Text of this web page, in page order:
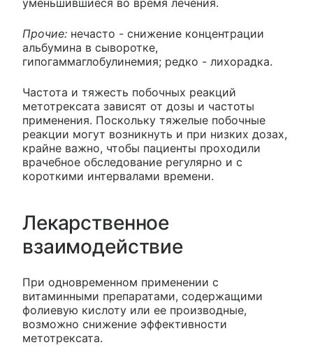
уменьшившиеся во время лечения.
Прочие: нечасто - снижение концентрации
альбумина в сыворотке,
гипогаммаглобулинемия; редко - лихорадка.
Частота и тяжесть побочных реакций
метотрексата зависят от дозы и частоты
применения. Поскольку тяжелые побочные
реакции могут возникнуть и при низких дозах,
крайне важно, чтобы пациенты проходили
врачебное обследование регулярно и с
короткими интервалами времени.
Лекарственное
взаимодействие
При одновременном применении с
витаминными препаратами, содержащими
фолиевую кислоту или ее производные,
возможно снижение эффективности
метотрексата.